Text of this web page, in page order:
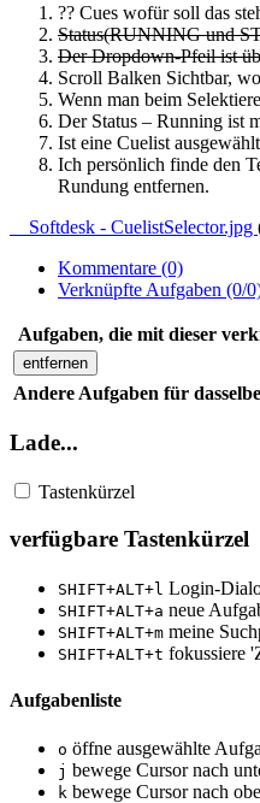
?? Cues wofür soll das
Status(RUNNING und
Der Dropdown-Pfeil ist
Scroll Balken Sichtbar,
Wenn man beim
Der Status – Running ist
Ist eine Cuelist
Ich persönlich finde den
Rundung entfernen.
Softdesk - CuelistSelector.jpg
Kommentare (0)
Verknüpfte Aufgaben (0/
Aufgaben, die mit dieser
entfernen
Andere Aufgaben für
Lade...
Tastenkürzel
verfügbare Tastenkürzel
SHIFT+ALT+l Login-
SHIFT+ALT+a neue
SHIFT+ALT+m meine
SHIFT+ALT+t fokussiere
Aufgabenliste
o öffne ausgewählte
j bewege Cursor nach
k bewege Cursor nach